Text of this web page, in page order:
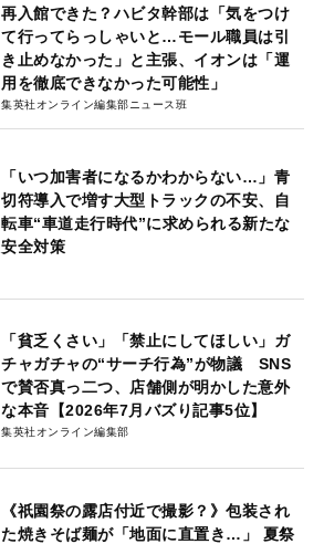
再入館できた？ハビタ幹部は「気をつけ
て行ってらっしゃいと…モール職員は引
き止めなかった」と主張、イオンは「運
用を徹底できなかった可能性」
集英社オンライン編集部ニュース班
「いつ加害者になるかわからない…」青
切符導入で増す大型トラックの不安、自
転車“車道走行時代”に求められる新たな
安全対策
「貧乏くさい」「禁止にしてほしい」ガ
チャガチャの“サーチ行為”が物議 SNS
で賛否真っ二つ、店舗側が明かした意外
な本音【2026年7月バズり記事5位】
集英社オンライン編集部
《祇園祭の露店付近で撮影？》包装され
た焼きそば麺が「地面に直置き…」 夏祭